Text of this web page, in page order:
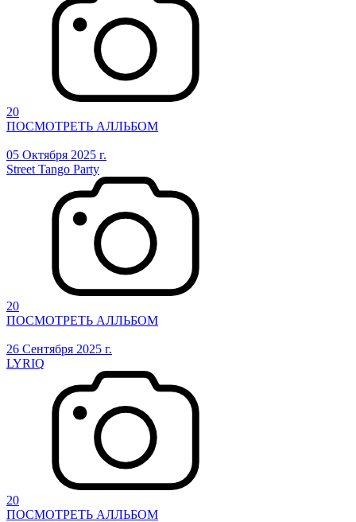
20
ПОСМОТРЕТЬ АЛЛЬБОМ
05 Октября 2025 г.
Street Tango Party
20
ПОСМОТРЕТЬ АЛЛЬБОМ
26 Сентября 2025 г.
LYRIQ
20
ПОСМОТРЕТЬ АЛЛЬБОМ